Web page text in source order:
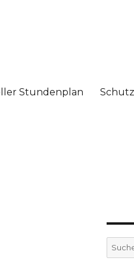
Stundenplan
Suche
nach: